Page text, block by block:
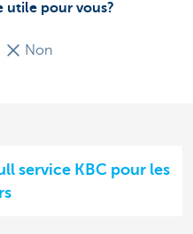
utile pour vous?
Non
service KBC pour les